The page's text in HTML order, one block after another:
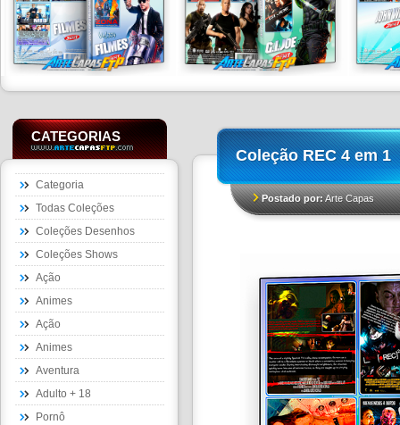
CATEGORIAS
Categoria
Todas Coleções
Coleções Desenhos
Coleções Shows
Ação
Animes
Ação
Animes
Aventura
Adulto + 18
Pornô
Coleção REC 4 em 1
Postado por:Arte Capas